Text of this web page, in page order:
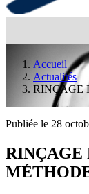
Accueil
Actualités
RINÇAGE
Publiée le 28
RINÇAGE